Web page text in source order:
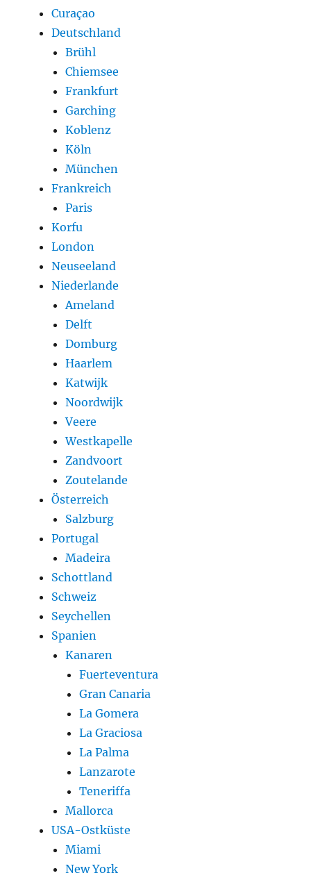
Curaçao
Deutschland
Brühl
Chiemsee
Frankfurt
Garching
Koblenz
Köln
München
Frankreich
Paris
Korfu
London
Neuseeland
Niederlande
Ameland
Delft
Domburg
Haarlem
Katwijk
Noordwijk
Veere
Westkapelle
Zandvoort
Zoutelande
Österreich
Salzburg
Portugal
Madeira
Schottland
Schweiz
Seychellen
Spanien
Kanaren
Fuerteventura
Gran Canaria
La Gomera
La Graciosa
La Palma
Lanzarote
Teneriffa
Mallorca
USA-Ostküste
Miami
New York